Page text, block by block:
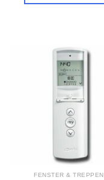
FENSTER & TREPPEN